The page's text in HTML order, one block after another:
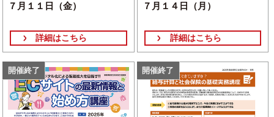
７月１１日（金）
詳細はこちら
７月１４日（月）
詳細はこちら
開催終了 開催終了